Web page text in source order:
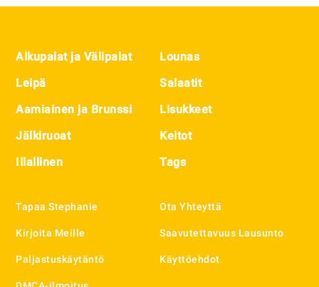
Footer
Alkupalat ja Välipalat
Leipä
Aamiainen ja Brunssi
Jälkiruoat
Illallinen
Lounas
Salaatit
Lisukkeet
Keitot
Tags
Tapaa Stephanie
Kirjoita Meille
Paljastuskäytäntö
Ota Yhteyttä
Saavutettavuus Lausunto
Käyttöehdot